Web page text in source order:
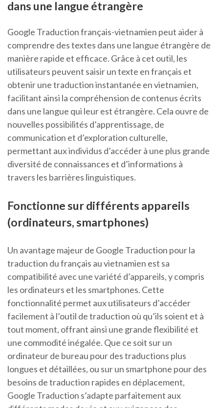
dans une langue étrangère
Google Traduction français-vietnamien peut aider à
comprendre des textes dans une langue étrangère de
manière rapide et efficace. Grâce à cet outil, les
utilisateurs peuvent saisir un texte en français et
obtenir une traduction instantanée en vietnamien,
facilitant ainsi la compréhension de contenus écrits
dans une langue qui leur est étrangère. Cela ouvre de
nouvelles possibilités d’apprentissage, de
communication et d’exploration culturelle,
permettant aux individus d’accéder à une plus grande
diversité de connaissances et d’informations à
travers les barrières linguistiques.
Fonctionne sur différents appareils
(ordinateurs, smartphones)
Un avantage majeur de Google Traduction pour la
traduction du français au vietnamien est sa
compatibilité avec une variété d’appareils, y compris
les ordinateurs et les smartphones. Cette
fonctionnalité permet aux utilisateurs d’accéder
facilement à l’outil de traduction où qu’ils soient et à
tout moment, offrant ainsi une grande flexibilité et
une commodité inégalée. Que ce soit sur un
ordinateur de bureau pour des traductions plus
longues et détaillées, ou sur un smartphone pour des
besoins de traduction rapides en déplacement,
Google Traduction s’adapte parfaitement aux